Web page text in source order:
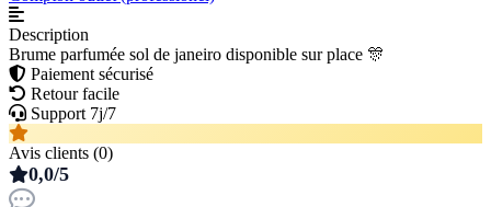
Description
Brume parfumée sol de janeiro disponible sur place 🎊
Paiement sécurisé
Retour facile
Support 7j/7
Avis clients (0)
0,0/5